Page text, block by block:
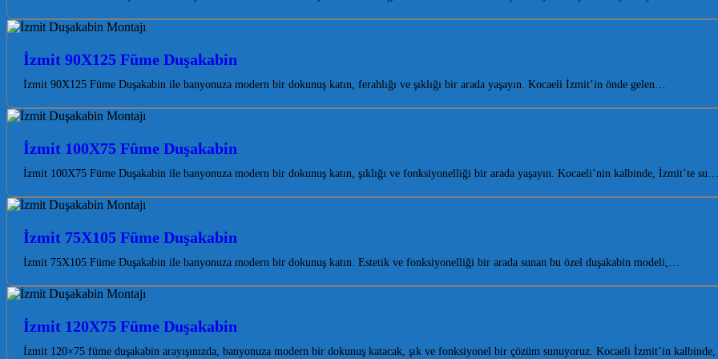
İzmit 90X125 Füme Duşakabin
İzmit 90X125 Füme Duşakabin ile banyonuza modern bir dokunuş katın, ferahlığı ve şıklığı bir arada yaşayın. Kocaeli İzmit’in önde gelen…
İzmit 100X75 Füme Duşakabin
İzmit 100X75 Füme Duşakabin ile banyonuza modern bir dokunuş katın, şıklığı ve fonksiyonelliği bir arada yaşayın. Kocaeli’nin kalbinde, İzmit’te su…
İzmit 75X105 Füme Duşakabin
İzmit 75X105 Füme Duşakabin ile banyonuza modern bir dokunuş katın. Estetik ve fonksiyonelliği bir arada sunan bu özel duşakabin modeli,…
İzmit 120X75 Füme Duşakabin
İzmit 120×75 füme duşakabin arayışınızda, banyonuza modern bir dokunuş katacak, şık ve fonksiyonel bir çözüm sunuyoruz. Kocaeli İzmit’in kalbinde,